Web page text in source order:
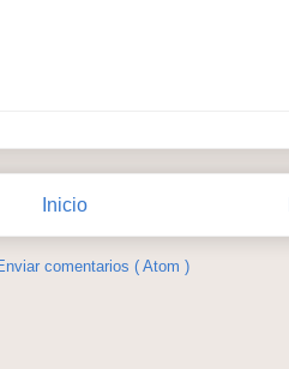
Inicio
comentarios ( Atom )